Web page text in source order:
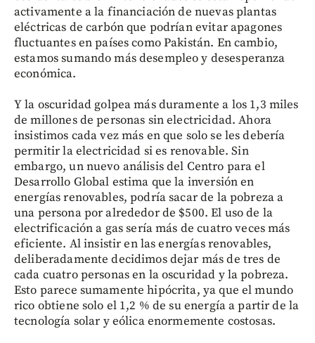
activamente a la financiación de nuevas plantas
eléctricas de carbón que podrían evitar apagones
fluctuantes en países como Pakistán. En cambio,
estamos sumando más desempleo y desesperanza
económica.
Y la oscuridad golpea más duramente a los 1,3 miles
de millones de personas sin electricidad. Ahora
insistimos cada vez más en que solo se les debería
permitir la electricidad si es renovable. Sin
embargo, un nuevo análisis del Centro para el
Desarrollo Global estima que la inversión en
energías renovables, podría sacar de la pobreza a
una persona por alrededor de $500. El uso de la
electrificación a gas sería más de cuatro veces más
eficiente. Al insistir en las energías renovables,
deliberadamente decidimos dejar más de tres de
cada cuatro personas en la oscuridad y la pobreza.
Esto parece sumamente hipócrita, ya que el mundo
rico obtiene solo el 1,2 % de su energía a partir de la
tecnología solar y eólica enormemente costosas.